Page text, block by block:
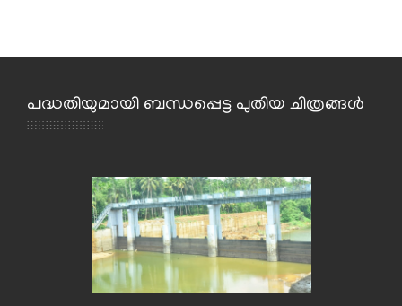
പദ്ധതിയുമായി ബന്ധപ്പെട്ട പുതിയ ചിത്രങ്ങള്‍